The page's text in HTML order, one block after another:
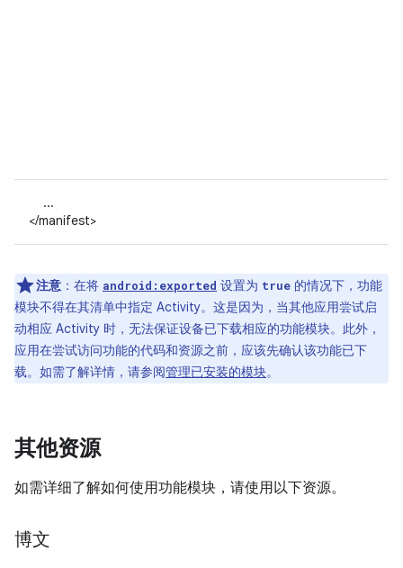
...
</manifest>
注意 ：在将 android:exported 设置为 true 的情况下，功能
模块不得在其清单中指定 Activity。这是因为，当其他应用尝试启
动相应 Activity 时，无法保证设备已下载相应的功能模块。此外，
应用在尝试访问功能的代码和资源之前，应该先确认该功能已下
载。如需了解详情，请参阅管理已安装的模块。
其他资源
如需详细了解如何使用功能模块，请使用以下资源。
博文